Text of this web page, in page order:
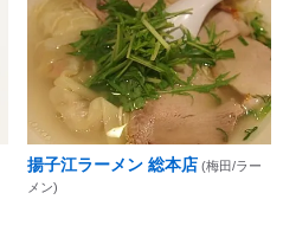
揚子江ラーメン 総本店 (梅田/ラー
メン)